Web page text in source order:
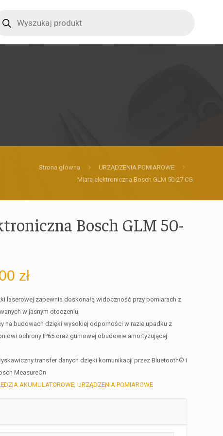
Strona główna
URZĄDZENIA POMIAROWE
Miara elektroniczna Bosch GLM 50-27 CG
Bosch GLM 50-
zł
laserowej zapewnia doskonałą widoczność przy pomiarach z
w jasnym otoczeniu
na budowach dzięki wysokiej odporności w razie upadku z
ochrony IP65 oraz gumowej obudowie amortyzującej
transfer danych dzięki komunikacji przez Bluetooth® i
MeasureOn
AKUMULATOROWE, URZĄDZENIA POMIAROWE